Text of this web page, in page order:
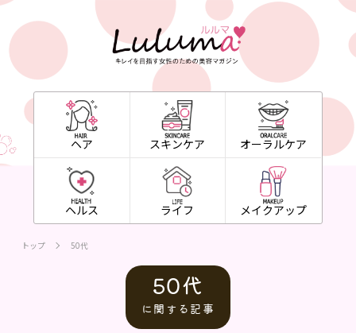
ヘア スキンケア オーラルケア
ヘルス ライフ メイクアップ
トップ 50代
50代
に関する記事